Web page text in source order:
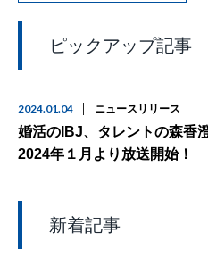
ピックアップ記事
2024.01.04 ニュースリリース
婚活のIBJ、タレントの森香
2024年１月より放送開始！
新着記事